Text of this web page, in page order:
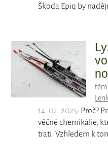
Škoda Epiq by
14. 02. 2025: Proč?
věčné chemikálie,
trati. Vzhledem k